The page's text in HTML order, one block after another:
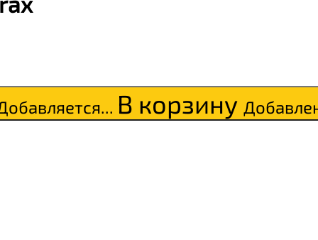
В корзину